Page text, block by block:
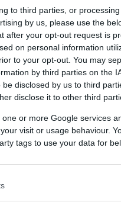
to third parties, or
by us, please use the
after your opt-out request is
on personal information
to your opt-out. You may
by third parties on the
disclosed by us to third
disclose it to other third
or more Google services
visit or usage behaviour.
tags to use your data for
il caso del
17 anni di ricerche.
di Piera
il 21
amichetti alla